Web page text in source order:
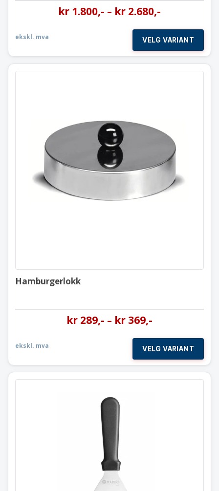
kr 1.800,- – kr 2.680,-
ekskl. mva VELG VARIANT
Hamburgerlokk
Hamburgerlokk
kr 289,- – kr 369,-
ekskl. mva VELG VARIANT
Skrape 10,8 cm